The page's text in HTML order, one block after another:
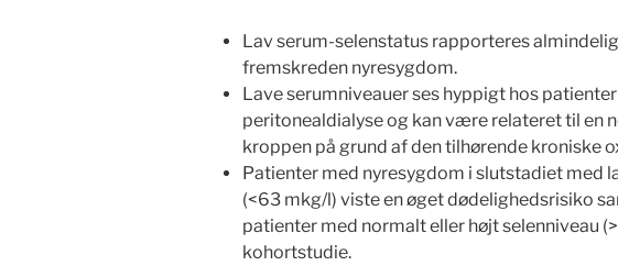
Lav serum-selenstatus rapporteres
fremskreden nyresygdom.
Lave serumniveauer ses hyppigt hos
peritonealdialyse og kan være relateret til en
kroppen på grund af den tilhørende kroniske
Patienter med nyresygdom i slutstadiet med
(<63 mkg/l) viste en øget dødelighedsrisiko
patienter med normalt eller højt selenniveau
kohortstudie.